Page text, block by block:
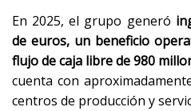
En 2025, el grupo generó
de euros, un beneficio
flujo de caja libre de 980
cuenta con
centros de producción y